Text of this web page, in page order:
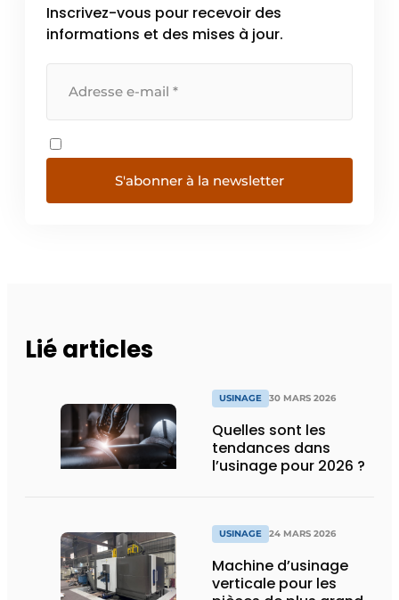
Inscrivez-vous pour recevoir des
informations et des mises à jour.
S'abonner à la newsletter
Lié articles
USINAGE 30 MARS 2026
Quelles sont les
tendances dans
l’usinage pour 2026 ?
USINAGE 24 MARS 2026
Machine d’usinage
verticale pour les